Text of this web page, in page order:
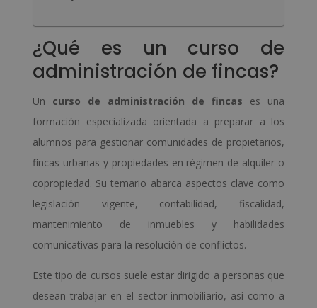
¿Qué es un curso de
administración de fincas?
Un curso de administración de fincas es una
formación especializada orientada a preparar a los
alumnos para gestionar comunidades de propietarios,
fincas urbanas y propiedades en régimen de alquiler o
copropiedad. Su temario abarca aspectos clave como
legislación vigente, contabilidad, fiscalidad,
mantenimiento de inmuebles y habilidades
comunicativas para la resolución de conflictos.
Este tipo de cursos suele estar dirigido a personas que
desean trabajar en el sector inmobiliario, así como a